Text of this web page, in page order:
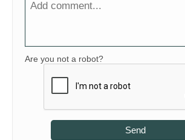
Are you not a robot?
Send